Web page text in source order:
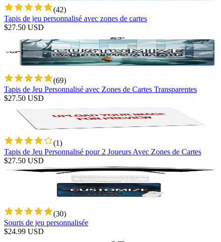
(42)
Tapis de jeu personnalisé avec zones de cartes
$27.50 USD
(69)
Tapis de Jeu Personnalisé avec Zones de Cartes Transparentes
$27.50 USD
(1)
Tapis de Jeu Personnalisé pour 2 Joueurs Avec Zones de Cartes
$27.50 USD
(30)
Souris de jeu personnalisée
$24.99 USD